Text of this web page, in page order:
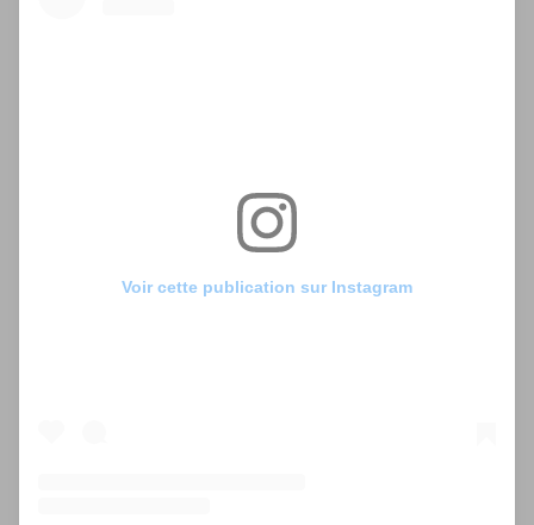
Voir cette publication sur Instagram